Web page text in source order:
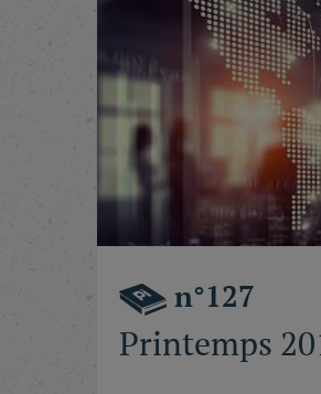
n°127
Printemps